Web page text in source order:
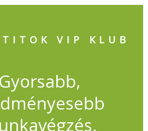
TITOK VIP KLUB
Gyorsabb,